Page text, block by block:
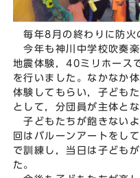
毎年8月の終わりに防火
今年も神川中学校吹奏
地震体験，40ミリホース
を行いました。なかなか
体験してもらい，子ども
として，分団員が主体と
子どもたちが飽きない
回はバルーンアートをし
で訓練し，当日は子ども
た。